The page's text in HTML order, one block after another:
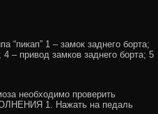
“пикап” 1 – замок заднего борта;
– привод замков заднего борта; 5
необходимо проверить
1. Нажать на педаль